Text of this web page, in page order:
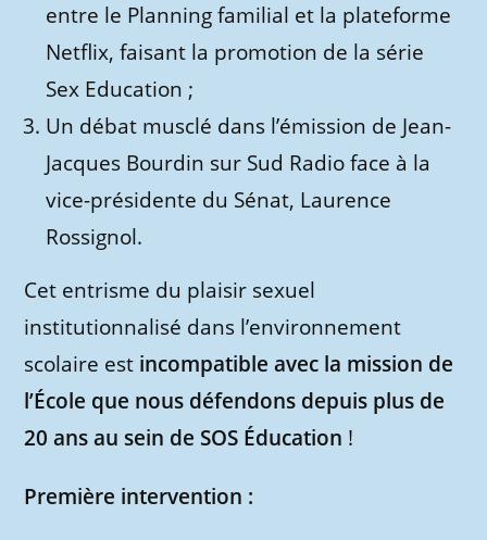
entre le Planning familial et la plateforme
Netflix, faisant la promotion de la série
Sex Education ;
Un débat musclé dans l’émission de Jean-
Jacques Bourdin sur Sud Radio face à la
vice-présidente du Sénat, Laurence
Rossignol.
Cet entrisme du plaisir sexuel
institutionnalisé dans l’environnement
scolaire est incompatible avec la mission de
l’École que nous défendons depuis plus de
20 ans au sein de SOS Éducation !
Première intervention :